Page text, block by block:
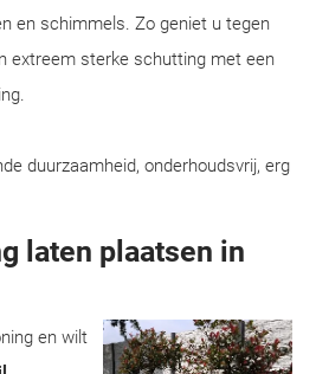
en schimmels. Zo geniet u tegen
extreem sterke schutting met een
duurzaamheid, onderhoudsvrij, erg
laten plaatsen in
en wilt